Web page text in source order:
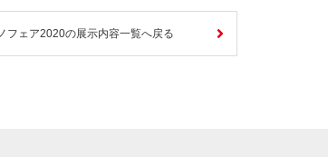
フェア2020の展示内容一覧へ戻る